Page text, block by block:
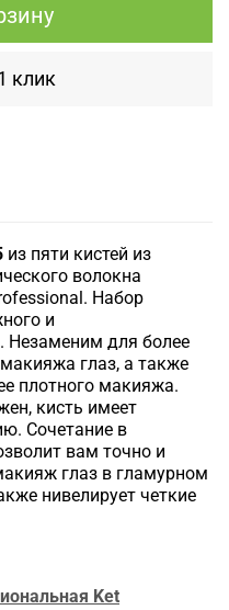
клик
из пяти кистей из
волокна
Набор
и
Незаменим для более
глаз, а также
плотного макияжа.
кисть имеет
Сочетание в
вам точно и
глаз в гламурном
нивелирует четкие
Ket